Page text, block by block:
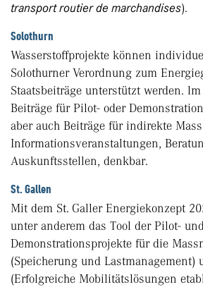
transport routier de marchandises).
Solothurn
Wasserstoffprojekte können
Solothurner Verordnung zum
Staatsbeiträge unterstützt werden.
Beiträge für Pilot- oder
aber auch Beiträge für indirekte
Informationsveranstaltungen,
Auskunftsstellen, denkbar.
St. Gallen
Mit dem St. Galler Energiekonzept
unter anderem das Tool der Pilot-
Demonstrationsprojekte für die
(Speicherung und Lastmanagement)
(Erfolgreiche Mobilitätslösungen